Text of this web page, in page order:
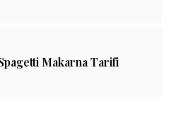
Makarna Tarifi